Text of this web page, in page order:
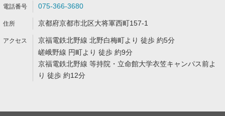
075-366-3680
京都府京都市北区大将軍西町157-1
京福電鉄北野線 北野白梅町より 徒歩 約5分
嵯峨野線 円町より 徒歩 約9分
京福電鉄北野線 等持院・立命館大学衣笠キャンパス前よ
り 徒歩 約12分